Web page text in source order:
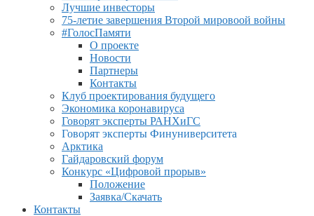
Лучшие инвесторы
75-летие завершения Второй мировоой войны
#ГолосПамяти
О проекте
Новости
Партнеры
Контакты
Клуб проектирования будущего
Экономика коронавируса
Говорят эксперты РАНХиГС
Говорят эксперты Финуниверситета
Арктика
Гайдаровский форум
Конкурс «Цифровой прорыв»
Положение
Заявка/Скачать
Контакты